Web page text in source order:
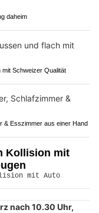
daheim
Schweizer Qualität
& Esszimmer aus einer Hand
Kollision mit
nach 10.30 Uhr,